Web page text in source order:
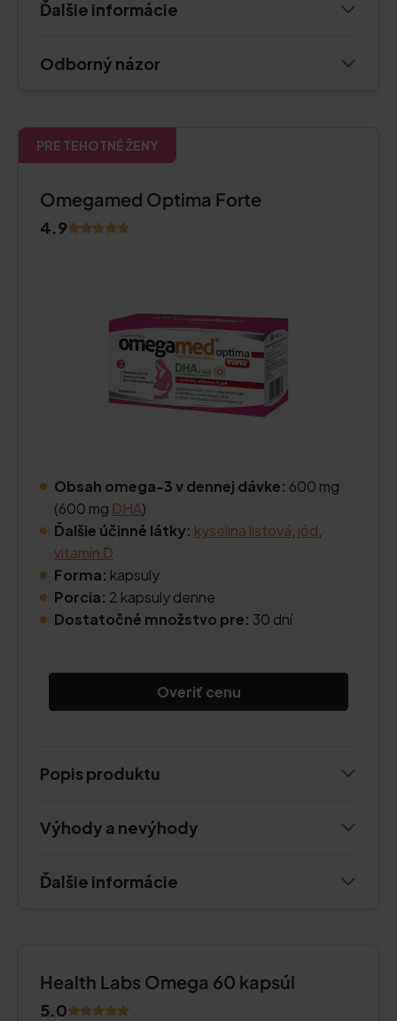
Ďalšie informácie
Odborný názor
PRE TEHOTNÉ ŽENY
Omegamed Optima Forte
4.9
Obsah omega-3 v dennej dávke: 600 mg
(600 mg DHA)
Ďalšie účinné látky: kyselina listová jód
vitamín D
Forma: kapsuly
Porcia: 2 kapsuly denne
Dostatočné množstvo pre: 30 dní
Overiť cenu
Popis produktu
Výhody a nevýhody
Ďalšie informácie
Health Labs Omega 60 kapsúl
5.0